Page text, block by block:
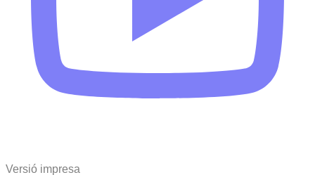
Versió impresa